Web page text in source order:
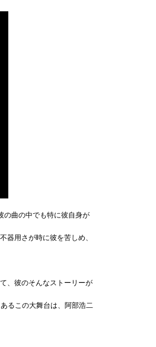
の曲の中でも特に彼自身が
器用さが時に彼を苦しめ、
、彼のそんなストーリーが
るこの大舞台は、阿部浩二